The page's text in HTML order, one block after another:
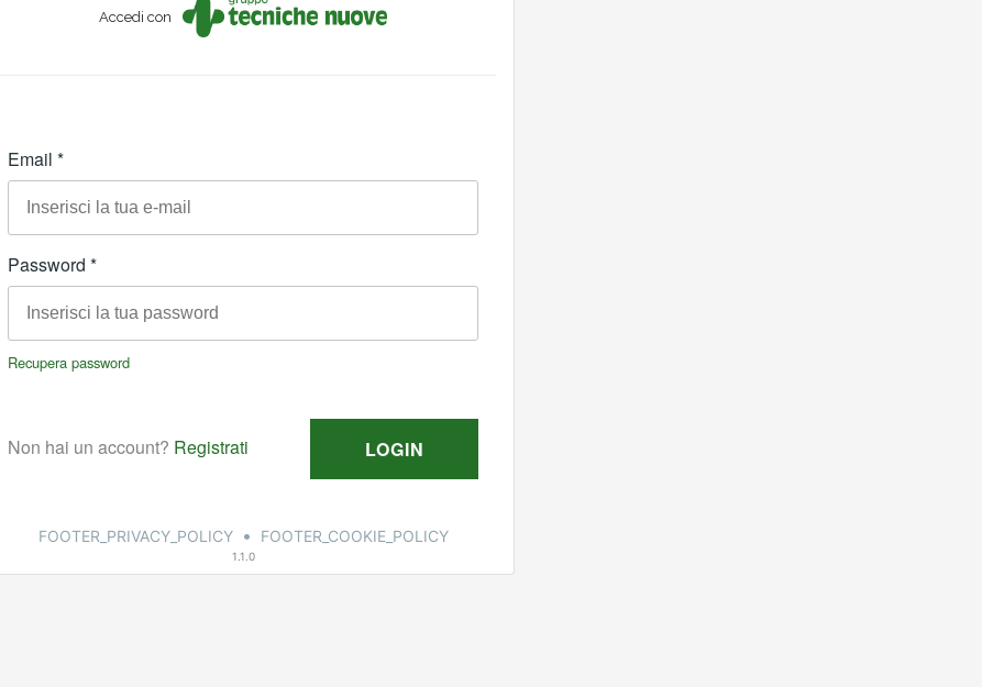
Accedi con
FOOTER_PRIVACY_POLICY • FOOTER_COOKIE_POLICY
1.1.0